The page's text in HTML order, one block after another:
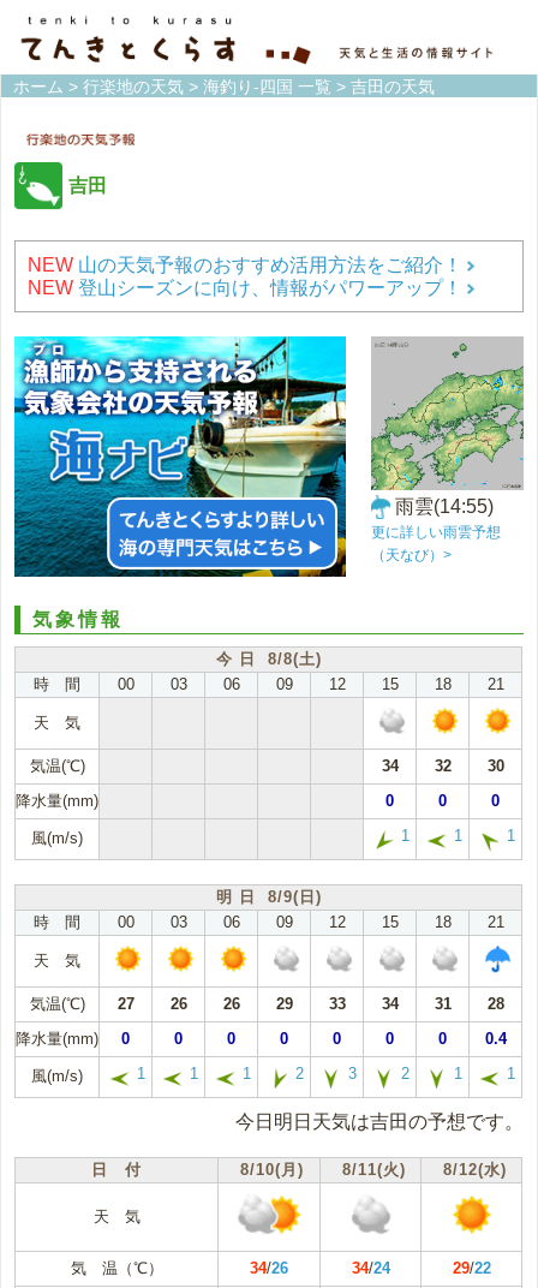
ホーム > 行楽地の天気 > 海釣り-四国 一覧 > 吉田の天気
吉田
NEW 山の天気予報のおすすめ活用方法をご紹介！
NEW 登山シーズンに向け、情報がパワーアップ！
雨雲(14:55)
更に詳しい雨雲予想
（天なび）>
気象情報
今 日 8/8(土)
時 間
00 03 06 09 12 15 18 21
天 気
気温(℃) 34 32
30
降水量(mm)
0 0 0
風(m/s) 1 1 1
明 日 8/9(日)
時 間
00 03 06 09 12 15 18 21
天 気
気温(℃) 27 26 26 29 33 34 31
28
降水量(mm)
0 0 0 0 0 0 0 0.4
風(m/s) 1 1 1 2 3 2 1 1
今日明日天気は吉田の予想です。
日 付 8/10(月) 8/11(火) 8/12(水)
天 気
気 温（℃） 34/26 34/24 29/22